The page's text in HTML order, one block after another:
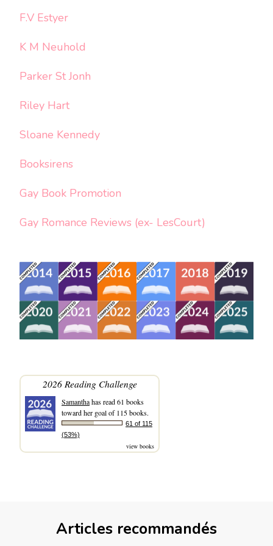
F.V Estyer
K M Neuhold
Parker St Jonh
Riley Hart
Sloane Kennedy
Booksirens
Gay Book Promotion
Gay Romance Reviews (ex- LesCourt)
2026 Reading Challenge
Samanthahas read 61 books
toward her goal of 115 books.
61 of 115
(53%)
view books
Articles recommandés